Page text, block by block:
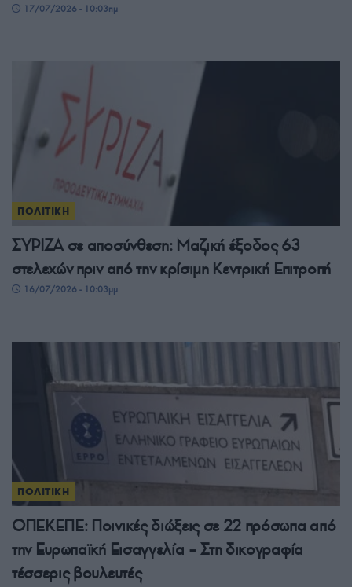
17/07/2026 - 10:03πμ
ΠΟΛΙΤΙΚΗ
ΣΥΡΙΖΑ σε αποσύνθεση: Μαζική έξοδος 63
στελεχών πριν από την κρίσιμη Κεντρική Επιτροπή
16/07/2026 - 10:03μμ
ΠΟΛΙΤΙΚΗ
ΟΠΕΚΕΠΕ: Ποινικές διώξεις σε 22 πρόσωπα από
την Ευρωπαϊκή Εισαγγελία – Στη δικογραφία
τέσσερις βουλευτές